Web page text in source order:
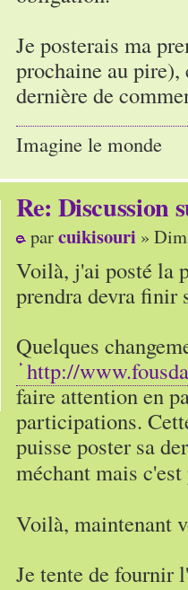
Je posterais ma
prochaine au
dernière de
Imagine le monde
Re: Discussion
parcuikisouri »
Voilà, j'ai posté la
prendra devra finir
Quelques
http://
faire attention en
participations.
puisse poster sa
méchant mais
Voilà, maintenant
Je tente de fournir